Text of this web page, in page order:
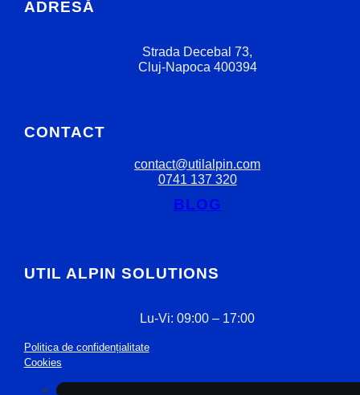
ADRESĂ
Strada Decebal 73,
Cluj-Napoca 400394
CONTACT
contact@utilalpin.com
0741 137 320
BLOG
UTIL ALPIN SOLUTIONS
Lu-Vi: 09:00 – 17:00
Politica de confidențialitate
Cookies